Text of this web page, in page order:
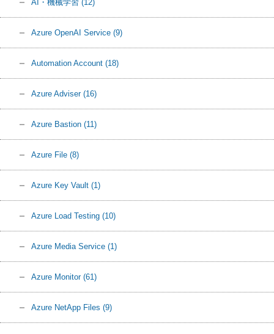
AI・機械学習 (12)
Azure OpenAI Service (9)
Automation Account (18)
Azure Adviser (16)
Azure Bastion (11)
Azure File (8)
Azure Key Vault (1)
Azure Load Testing (10)
Azure Media Service (1)
Azure Monitor (61)
Azure NetApp Files (9)